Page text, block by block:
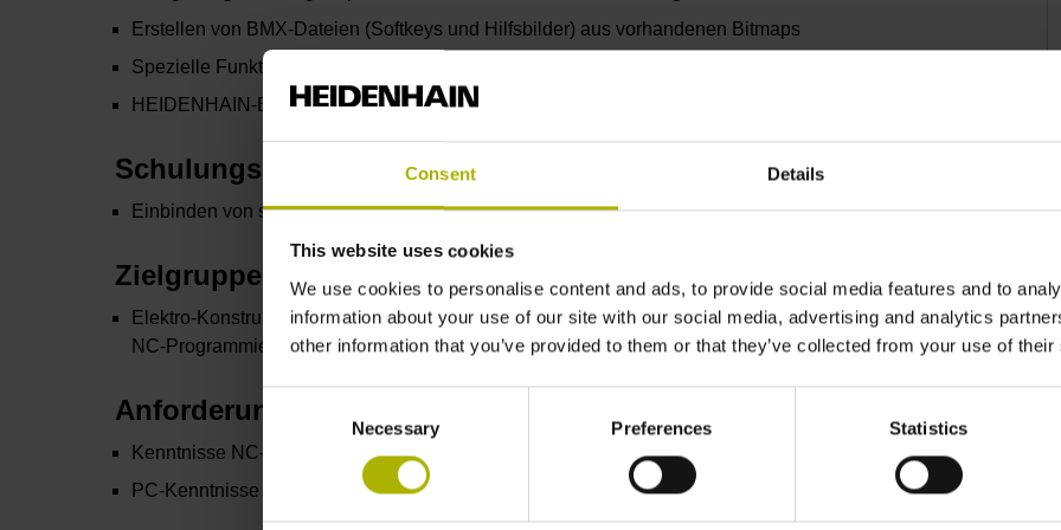
Consent Details
This website uses cookies
We use cookies to personalise content and ads, to provide social media features and to
information about your use of our site with our social media, advertising and analytics
other information that you’ve provided to them or that they’ve collected from your use of
Consent
Necessary Preferences Statistics
Erstellen von BMX-Dateien (Softkeys und Hilfsbilder) aus vorhandenen Bitmaps
Spezielle Funktionen der NC-Programmierung
HEIDENHAIN-Basiszyklen
Schulungsziel
Einbinden von speziellen NC-Programmen als Zyklen in die Steuerungsoberfläche
Zielgruppe
Elektro-Konstrukteure und SPS-Programmierer von Maschinenherstellern und Nachrüstern, erfahrene
NC-Programmierer
Anforderungen
Kenntnisse NC-Programmierung
PC-Kenntnisse